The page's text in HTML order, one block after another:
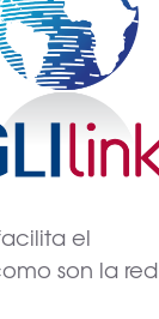
el
son la red